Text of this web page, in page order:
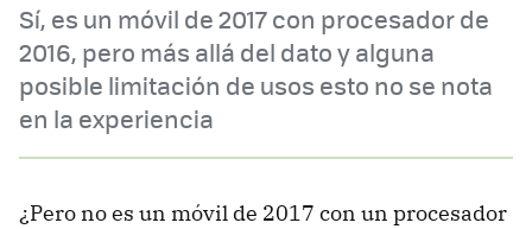
Sí, es un móvil de 2017 con procesador de
2016, pero más allá del dato y alguna
posible limitación de usos esto no se nota
en la experiencia
¿Pero no es un móvil de 2017 con un procesador